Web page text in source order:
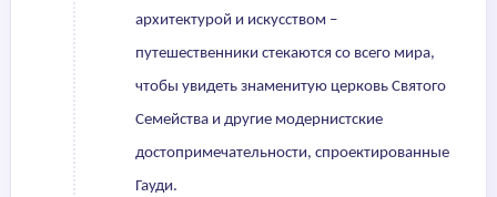
архитектурой и искусством –
путешественники стекаются со всего мира,
чтобы увидеть знаменитую церковь Святого
Семейства и другие модернистские
достопримечательности, спроектированные
Гауди.